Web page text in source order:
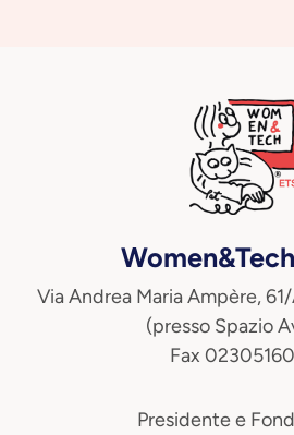
Via Andrea Maria Ampère,
(presso Spazio
Fax
Presidente e